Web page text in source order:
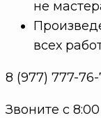
не
всех
8 (977) 777-
Звоните с